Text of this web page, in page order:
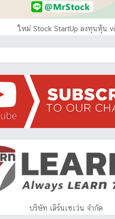
ใหม่ Stock StartUp ลงทุนหุ้น vi
บริษัท เลิร์นเซเว่น จำกัด